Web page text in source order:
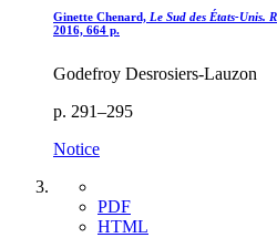
Ginette Chenard, Le Sud des États-Unis.
2016, 664 p.
Godefroy Desrosiers-Lauzon
p. 291–295
Notice
PDF
HTML